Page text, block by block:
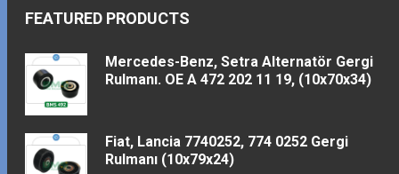
FEATURED PRODUCTS
Mercedes-Benz, Setra Alternatör Gergi
Rulmanı. OE A 472 202 11 19, (10x70x34)
Fiat, Lancia 7740252, 774 0252 Gergi
Rulmanı (10x79x24)